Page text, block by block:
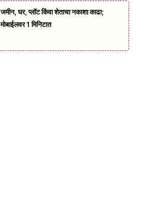
जमीन, घर, प्लॉट किंवा शेताचा नकाशा काढा;
मोबाईलवर 1 मिनिटात